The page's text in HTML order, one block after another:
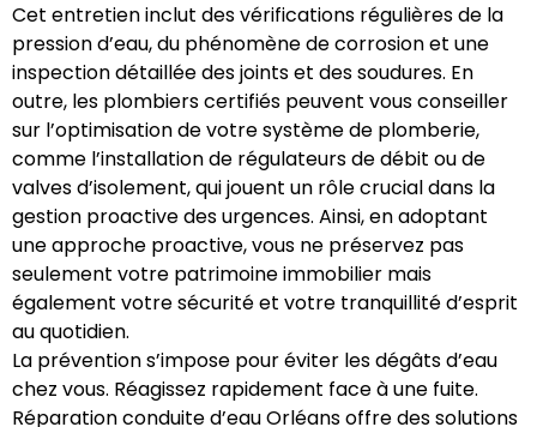
Cet entretien inclut des vérifications régulières de la
pression d’eau, du phénomène de corrosion et une
inspection détaillée des joints et des soudures. En
outre, les plombiers certifiés peuvent vous conseiller
sur l’optimisation de votre système de plomberie,
comme l’installation de régulateurs de débit ou de
valves d’isolement, qui jouent un rôle crucial dans la
gestion proactive des urgences. Ainsi, en adoptant
une approche proactive, vous ne préservez pas
seulement votre patrimoine immobilier mais
également votre sécurité et votre tranquillité d’esprit
au quotidien.
La prévention s’impose pour éviter les dégâts d’eau
chez vous. Réagissez rapidement face à une fuite.
Réparation conduite d’eau Orléans offre des solutions